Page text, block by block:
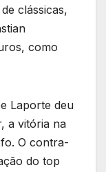
clássicas,
como
Laporte deu
a vitória na
O contra-
do top